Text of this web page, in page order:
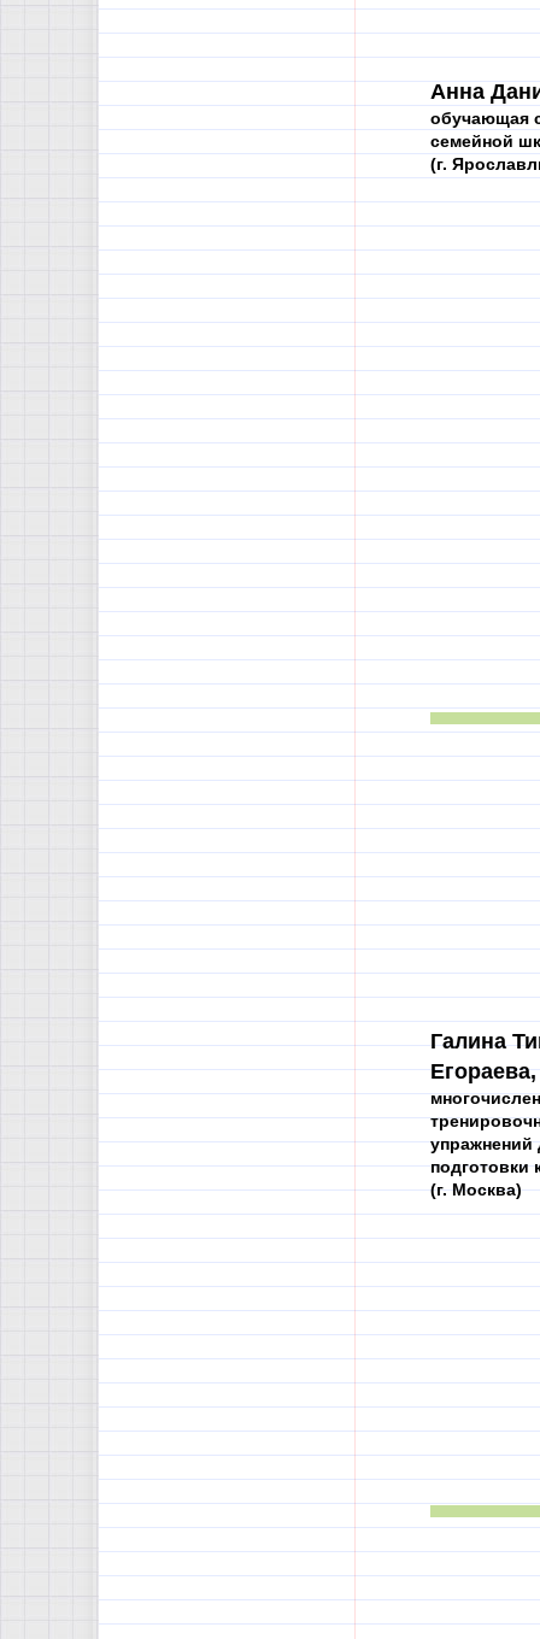
Анна
обучающая
семейной
(г.
Галина
Егораева,
упражнений
подготовки
(г. Москва)